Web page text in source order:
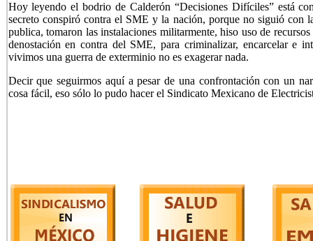
Hoy leyendo el bodrio de Calderón “Decisiones Difíciles” está
secreto conspiró contra el SME y la nación, porque no siguió con
publica, tomaron las instalaciones militarmente, hiso uso de
denostación en contra del SME, para criminalizar, encarcelar e
vivimos una guerra de exterminio no es exagerar nada.
Decir que seguirmos aquí a pesar de una confrontación con un
cosa fácil, eso sólo lo pudo hacer el Sindicato Mexicano de